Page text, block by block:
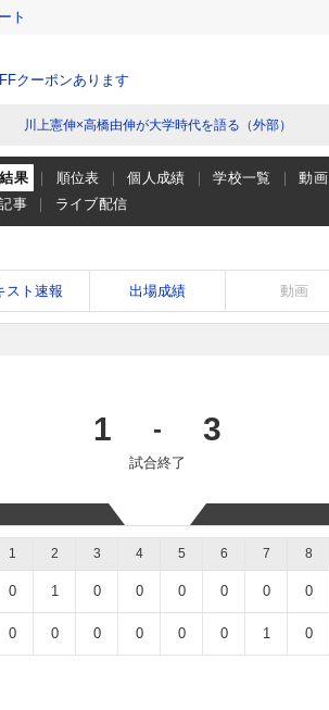
ト
クーポンあります
川上憲伸×高橋由伸が大学時代を語る（外部）
果 順位表 個人成績 学校一覧 動画
事 ライブ配信
スト速報 出場成績 動画
1 - 3
試合終了
1 2 3 4 5 6 7 8
0 1 0 0 0 0 0 0
0 0 0 0 0 0 1 0